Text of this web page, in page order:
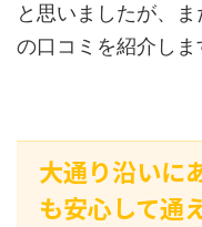
と思いましたが、
の口コミを紹介しま
大通り沿いに
も安心して通